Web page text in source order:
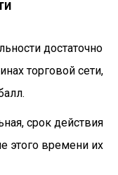
достаточно
торговой сети,
срок действия
этого времени их